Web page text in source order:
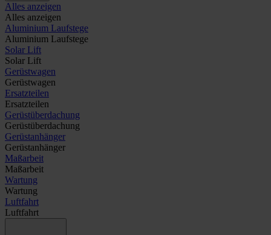
Alles anzeigen
Alles anzeigen
Aluminium Laufstege
Aluminium Laufstege
Solar Lift
Solar Lift
Gerüstwagen
Gerüstwagen
Ersatzteilen
Ersatzteilen
Gerüstüberdachung
Gerüstüberdachung
Gerüstanhänger
Gerüstanhänger
Maßarbeit
Maßarbeit
Wartung
Wartung
Luftfahrt
Luftfahrt